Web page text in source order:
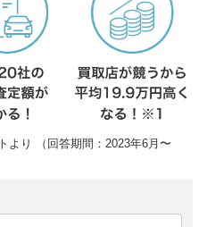
より （回答期間：2023年6月〜